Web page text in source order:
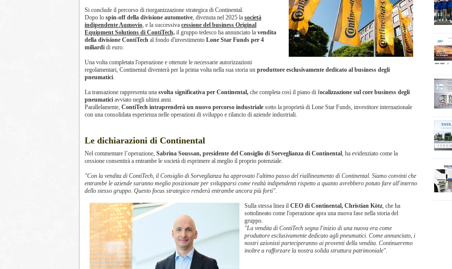
Si conclude il percorso di riorganizzazione strategica di Continental.
Dopo lo spin-off della divisione automotive, divenuta nel 2025 la società
indipendente Aumovio, e la successiva cessione del business Original
Equipment Solutions di ContiTech, il gruppo tedesco ha annunciato la vendita
della divisione ContiTech al fondo d'investimento Lone Star Funds per 4
miliardi di euro.
Una volta completata l'operazione e ottenute le necessarie autorizzazioni
regolamentari, Continental diventerà per la prima volta nella sua storia un produttore esclusivamente dedicato al business degli
pneumatici.
La transazione rappresenta una svolta significativa per Continental, che completa così il piano di focalizzazione sul core business degli
pneumatici avviato negli ultimi anni.
Parallelamente, ContiTech intraprenderà un nuovo percorso industriale sotto la proprietà di Lone Star Funds, investitore internazionale
con una consolidata esperienza nelle operazioni di sviluppo e rilancio di aziende industriali.
Le dichiarazioni di Continental
Nel commentare l’operazione, Sabrina Soussan, presidente del Consiglio di Sorveglianza di Continental, ha evidenziato come la
cessione consentirà a entrambe le società di esprimere al meglio il proprio potenziale.
"Con la vendita di ContiTech, il Consiglio di Sorveglianza ha approvato l'ultimo passo del riallineamento di Continental. Siamo convinti che
entrambe le aziende saranno meglio posizionate per svilupparsi come realtà indipendenti rispetto a quanto avrebbero potuto fare all'interno
dello stesso gruppo. Questo focus strategico renderà entrambe ancora più forti".
Sulla stessa linea il CEO di Continental, Christian Kötz, che ha
sottolineato come l'operazione apra una nuova fase nella storia del
gruppo.
"La vendita di ContiTech segna l'inizio di una nuova era come
produttore esclusivamente dedicato agli pneumatici. Come annunciato, i
nostri azionisti parteciperanno ai proventi della vendita. Continueremo
inoltre a rafforzare la nostra solida struttura patrimoniale".